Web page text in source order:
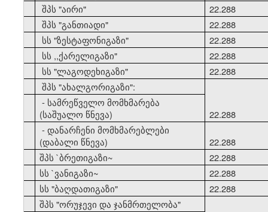
შპს "აირი"
22.288
შპს "განთიადი"
22.288
სს "ზესტაფონიგაზი"
22.288
სს ,,ქარელიგაზი"
22.288
სს "ლაგოდეხიგაზი"
22.288
შპს "ახალგორიგაზი":
- სამრეწველო მომხმარება
(საშუალო წნევა)
22.288
- დანარჩენი მომხმარებლები
(დაბალი წნევა)
22.288
შპს `ბრეთიგაზი~
22.288
სს `ვანიგაზი~
22.288
სს "ბაღდათიგაზი"
22.288
შპს "ორუჯევი და ჯანმრთელობა"